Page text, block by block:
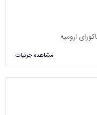
ارومیه
مشاهده جزئیات